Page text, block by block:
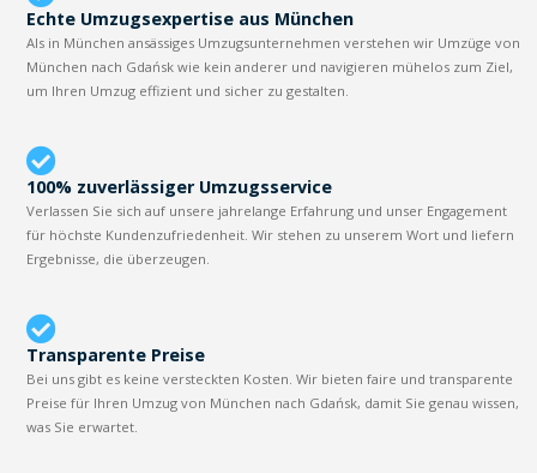
Echte Umzugsexpertise aus München
Als in München ansässiges Umzugsunternehmen verstehen wir Umzüge von
München nach Gdańsk wie kein anderer und navigieren mühelos zum Ziel,
um Ihren Umzug effizient und sicher zu gestalten.
100% zuverlässiger Umzugsservice
Verlassen Sie sich auf unsere jahrelange Erfahrung und unser Engagement
für höchste Kundenzufriedenheit. Wir stehen zu unserem Wort und liefern
Ergebnisse, die überzeugen.
Transparente Preise
Bei uns gibt es keine versteckten Kosten. Wir bieten faire und transparente
Preise für Ihren Umzug von München nach Gdańsk, damit Sie genau wissen,
was Sie erwartet.